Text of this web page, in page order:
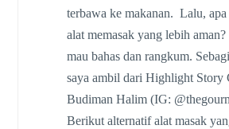
terbawa ke makanan. Lalu,
alat memasak yang lebih
mau bahas dan rangkum.
saya ambil dari Highlight Story
Budiman Halim (IG:
Berikut alternatif alat masak